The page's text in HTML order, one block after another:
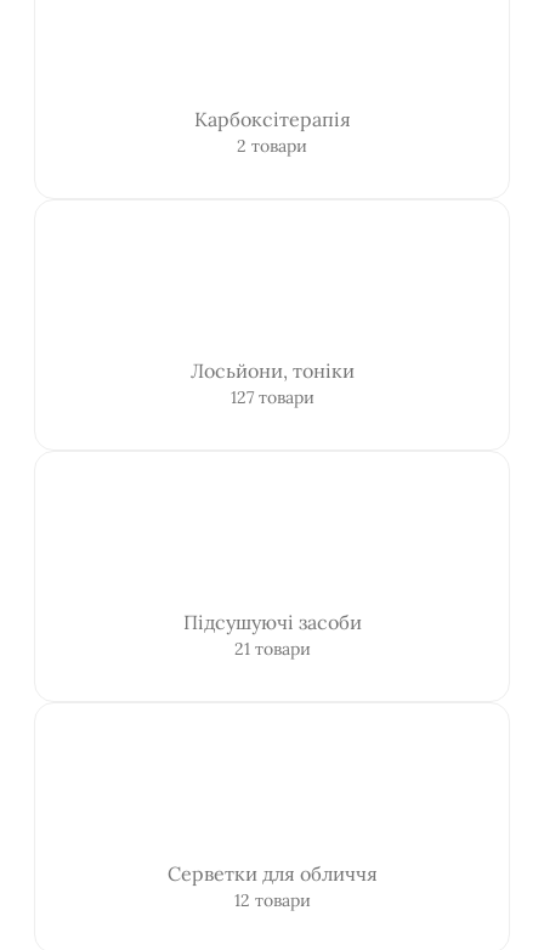
Карбоксітерапія
2 товари
Лосьйони, тоніки
127 товари
Підсушуючі засоби
21 товари
Серветки для обличчя
12 товари